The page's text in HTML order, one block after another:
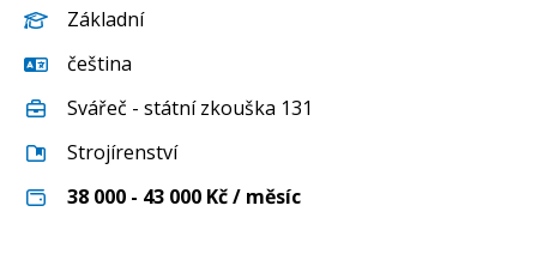
Základní
čeština
Svářeč - státní zkouška 131
Strojírenství
38 000 - 43 000 Kč / měsíc